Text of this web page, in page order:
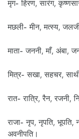
मृग- हिरण, सारंग,
मछली- मीन, मत्स्य,
माता- जननी, माँ, अंबा,
मित्र- सखा, सहचर,
रात- रात्रि, रैन, रजनी,
राजा- नृप, नृपति, भूपति,
अवनीपति।